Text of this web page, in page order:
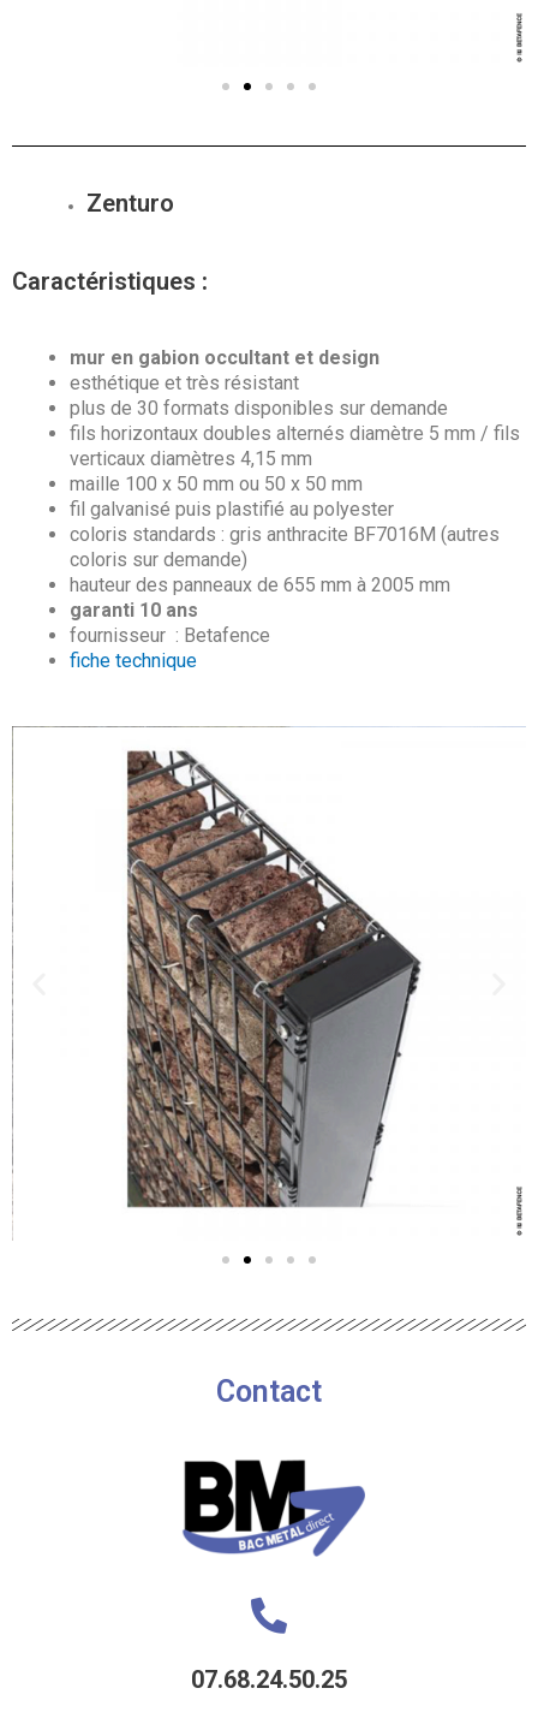
Zenturo
Caractéristiques :
mur en gabion occultant et design
esthétique et très résistant
plus de 30 formats disponibles sur demande
fils horizontaux doubles alternés diamètre 5 mm / fils
verticaux diamètres 4,15 mm
maille 100 x 50 mm ou 50 x 50 mm
fil galvanisé puis plastifié au polyester
coloris standards : gris anthracite BF7016M (autres
coloris sur demande)
hauteur des panneaux de 655 mm à 2005 mm
garanti 10 ans
fournisseur : Betafence
fiche technique
Contact
07.68.24.50.25